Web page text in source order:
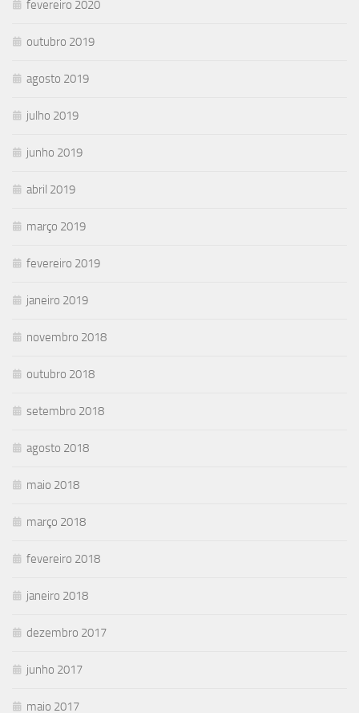
fevereiro 2020
outubro 2019
agosto 2019
julho 2019
junho 2019
abril 2019
março 2019
fevereiro 2019
janeiro 2019
novembro 2018
outubro 2018
setembro 2018
agosto 2018
maio 2018
março 2018
fevereiro 2018
janeiro 2018
dezembro 2017
junho 2017
maio 2017